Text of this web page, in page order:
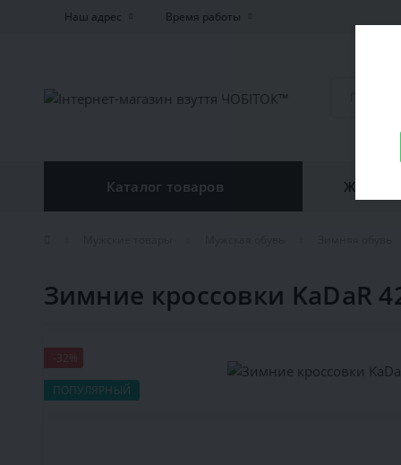
Наш адрес Время работы
Каталог товаров
Зимние кроссовки KaDaR
-32%
ПОПУЛЯРНЫЙ